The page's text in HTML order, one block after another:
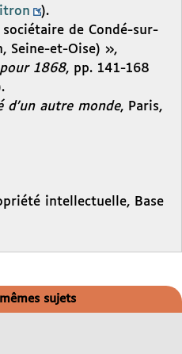
).
de Condé-sur-
Seine-et-Oise) »,
1868, pp. 141-168
d’un autre monde, Paris,
intellectuelle, Base
sujets